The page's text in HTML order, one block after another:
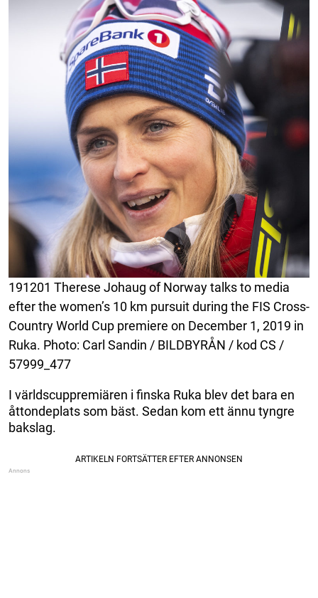
191201 Therese Johaug of Norway talks to media
efter the women’s 10 km pursuit during the FIS Cross-
Country World Cup premiere on December 1, 2019 in
Ruka. Photo: Carl Sandin / BILDBYRÅN / kod CS /
57999_477
I världscuppremiären i finska Ruka blev det bara en
åttondeplats som bäst. Sedan kom ett ännu tyngre
bakslag.